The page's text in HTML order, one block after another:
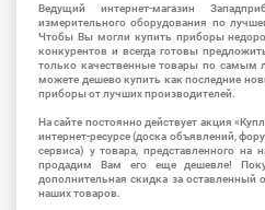
Ведущий интернет-магазин
измерительного оборудования по
Чтобы Вы могли купить приборы
конкурентов и всегда готовы
только качественные товары по
можете дешево купить как последние
приборы от лучших производителей.
На сайте постоянно действует акция
интернет-ресурсе (доска объявлений,
сервиса) у товара, представленного
продадим Вам его еще дешевле!
дополнительная скидка за
наших товаров.